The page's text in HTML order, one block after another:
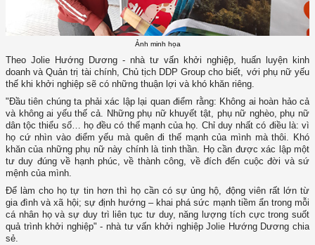
Ảnh minh họa
Theo Jolie Hướng Dương - nhà tư vấn khởi nghiệp, huấn luyện kinh
doanh và Quản trị tài chính, Chủ tịch DDP Group cho biết, với phụ nữ yếu
thế khi khởi nghiệp sẽ có những thuận lợi và khó khăn riêng.
"Đầu tiên chúng ta phải xác lập lại quan điểm rằng: Không ai hoàn hảo cả
và không ai yếu thế cả. Những phụ nữ khuyết tật, phụ nữ nghèo, phụ nữ
dân tộc thiểu số… họ đều có thế mạnh của họ. Chỉ duy nhất có điều là: vì
họ cứ nhìn vào điểm yếu mà quên đi thế mạnh của mình mà thôi. Khó
khăn của những phụ nữ này chính là tinh thần. Họ cần được xác lập một
tư duy đúng về hạnh phúc, về thành công, về đích đến cuộc đời và sứ
mệnh của mình.
Để làm cho họ tự tin hơn thì họ cần có sự ủng hộ, động viên rất lớn từ
gia đình và xã hội; sự định hướng – khai phá sức mạnh tiềm ẩn trong mỗi
cá nhân họ và sự duy trì liên tục tư duy, năng lượng tích cực trong suốt
quả trình khởi nghiệp" - nhà tư vấn khởi nghiệp Jolie Hướng Dương chia
sẻ.